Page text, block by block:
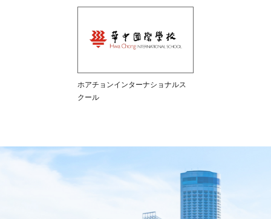
ホアチョンインターナショナルス
クール